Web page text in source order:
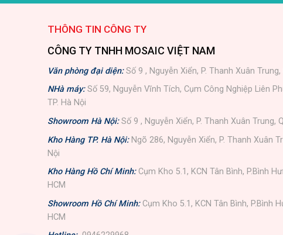
THÔNG TIN CÔNG TY
CÔNG TY TNHH MOSAIC VIỆT NAM
Văn phòng đại diện:Số 9 , Nguyễn Xiển, P. Thanh Xuân Trung,
NHà máy: Số 59, Nguyễn Vĩnh Tích, Cụm Công Nghiệp Liên
TP. Hà Nội
Showroom Hà Nội: Số 9 , Nguyễn Xiển, P. Thanh Xuân Trung,
Kho Hàng TP. Hà Nội: Ngõ 286, Nguyễn Xiển, P. Thanh Xuân
Nội
Kho Hàng Hồ Chí Minh: Cụm Kho 5.1, KCN Tân Bình, P.Bình
HCM
Showroom Hồ Chí Minh: Cụm Kho 5.1, KCN Tân Bình, P.Bình
HCM